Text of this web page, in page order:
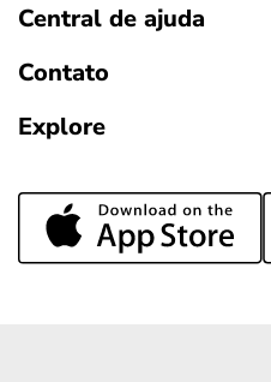
Central de ajuda
Contato
Explore